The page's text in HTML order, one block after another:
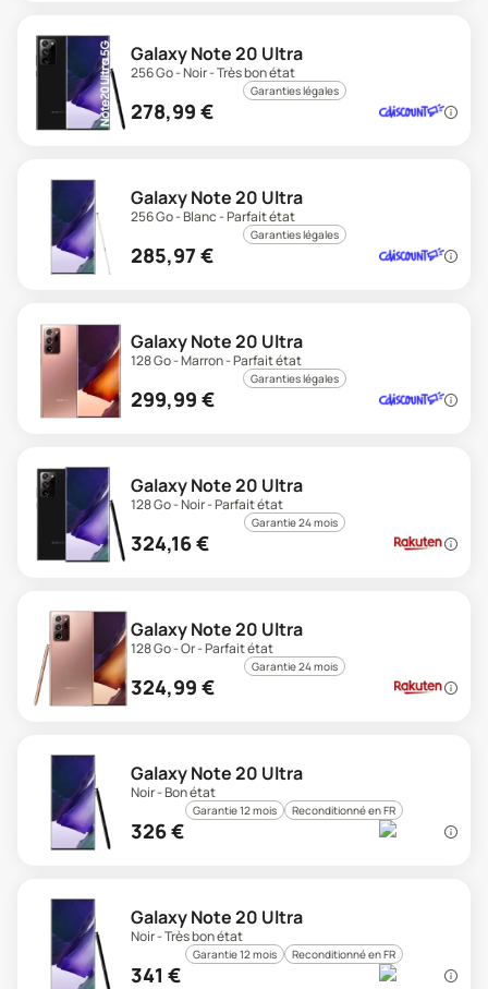
Galaxy Note 20 Ultra
256 Go - Noir - Très bon état
Garanties légales
278,99 €
Galaxy Note 20 Ultra
256 Go - Blanc - Parfait état
Garanties légales
285,97 €
Galaxy Note 20 Ultra
128 Go - Marron - Parfait état
Garanties légales
299,99 €
Galaxy Note 20 Ultra
128 Go - Noir - Parfait état
Garantie 24 mois
324,16€
Galaxy Note 20 Ultra
128 Go - Or - Parfait état
Garantie 24 mois
324,99 €
Galaxy Note 20 Ultra
Noir - Bon état
Garantie 12 mois Reconditionné en FR
326€
Galaxy Note 20 Ultra
Noir - Très bon état
Garantie 12 mois Reconditionné en FR
341 €